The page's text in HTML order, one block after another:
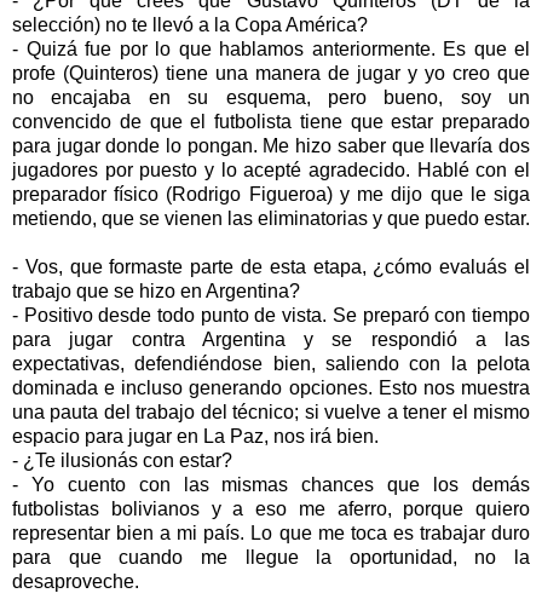
selección) no te llevó a la Copa América?
- Quizá fue por lo que hablamos anteriormente. Es que el
profe (Quinteros) tiene una manera de jugar y yo creo que
no encajaba en su esquema, pero bueno, soy un
convencido de que el futbolista tiene que estar preparado
para jugar donde lo pongan. Me hizo saber que llevaría dos
jugadores por puesto y lo acepté agradecido. Hablé con el
preparador físico (Rodrigo Figueroa) y me dijo que le siga
metiendo, que se vienen las eliminatorias y que puedo estar.
- Vos, que formaste parte de esta etapa, ¿cómo evaluás el
trabajo que se hizo en Argentina?
- Positivo desde todo punto de vista. Se preparó con tiempo
para jugar contra Argentina y se respondió a las
expectativas, defendiéndose bien, saliendo con la pelota
dominada e incluso generando opciones. Esto nos muestra
una pauta del trabajo del técnico; si vuelve a tener el mismo
espacio para jugar en La Paz, nos irá bien.
- ¿Te ilusionás con estar?
- Yo cuento con las mismas chances que los demás
futbolistas bolivianos y a eso me aferro, porque quiero
representar bien a mi país. Lo que me toca es trabajar duro
para que cuando me llegue la oportunidad, no la
desaproveche.